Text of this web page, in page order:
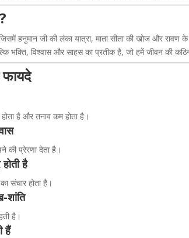
हनुमान जी की लंका यात्रा, माता सीता की खोज और रावण
भक्ति, विश्वास और साहस का प्रतीक है, जो हमें जीवन की
है और तनाव कम होता है।
की प्रेरणा देता है।
है
संचार होता है।
शांति
है।
हैं